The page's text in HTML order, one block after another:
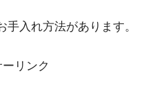
入れ方法があります。
リンク